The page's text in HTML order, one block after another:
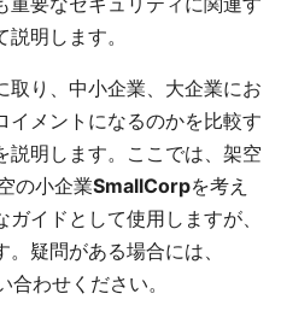
明します。
取り、中小企業、大企業にお
イメントになるのかを比較す
説明します。ここでは、架空
の小企業SmallCorpを考え
イドとして使用しますが、
疑問がある場合には、
わせください。